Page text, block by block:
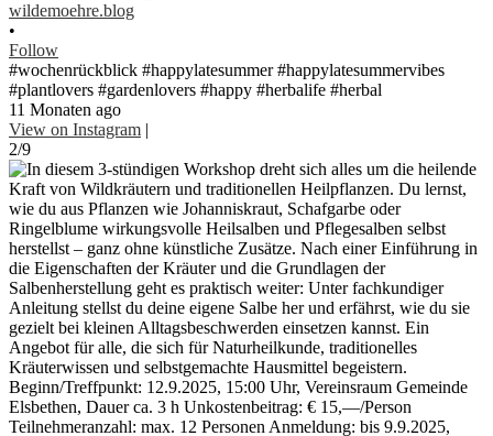
wildemoehre.blog
•
Follow
#wochenrückblick #happylatesummer #happylatesummervibes
#plantlovers #gardenlovers #happy #herbalife #herbal
11 Monaten ago
View on Instagram |
2/9